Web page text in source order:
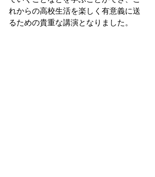
れからの高校生活を楽しく有意義に送
るための貴重な講演となりました。